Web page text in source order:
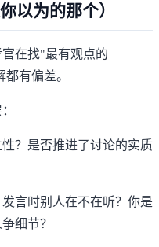
以为的那个）
在找"最有观点的
有偏差。
？是否推进了讨论的实质
言时别人在不在听？你是
细节？